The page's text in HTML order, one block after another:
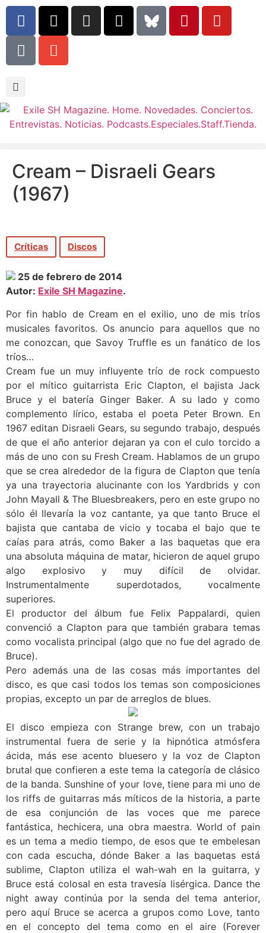
Cream – Disraeli Gears
(1967)
Críticas Discos
25 de febrero de 2014
Autor: Exile SH Magazine.
Por fin hablo de Cream en el exilio, uno de mis tríos
musicales favoritos. Os anuncio para aquellos que no
me conozcan, que Savoy Truffle es un fanático de los
tríos…
Cream fue un muy influyente trío de rock compuesto
por el mítico guitarrista Eric Clapton, el bajista Jack
Bruce y el batería Ginger Baker. A su lado y como
complemento lírico, estaba el poeta Peter Brown. En
1967 editan Disraeli Gears, su segundo trabajo, después
de que el año anterior dejaran ya con el culo torcido a
más de uno con su Fresh Cream. Hablamos de un grupo
que se crea alrededor de la figura de Clapton que tenía
ya una trayectoria alucinante con los Yardbrids y con
John Mayall & The Bluesbreakers, pero en este grupo no
sólo él llevaría la voz cantante, ya que tanto Bruce el
bajista que cantaba de vicio y tocaba el bajo que te
caías para atrás, como Baker a las baquetas que era
una absoluta máquina de matar, hicieron de aquel grupo
algo explosivo y muy difícil de olvidar.
Instrumentalmente superdotados, vocalmente
superiores.
El productor del álbum fue Felix Pappalardi, quien
convenció a Clapton para que también grabara temas
como vocalista principal (algo que no fue del agrado de
Bruce).
Pero además una de las cosas más importantes del
disco, es que casi todos los temas son composiciones
propias, excepto un par de arreglos de blues.
El disco empieza con Strange brew, con un trabajo
instrumental fuera de serie y la hipnótica atmósfera
ácida, más ese acento bluesero y la voz de Clapton
brutal que confieren a este tema la categoría de clásico
de la banda. Sunshine of your love, tiene para mi uno de
los riffs de guitarras más míticos de la historia, a parte
de esa conjunción de las voces que me parece
fantástica, hechicera, una obra maestra. World of pain
es un tema a medio tiempo, de esos que te embelesan
con cada escucha, dónde Baker a las baquetas está
sublime, Clapton utiliza el wah-wah en la guitarra, y
Bruce está colosal en esta travesía lisérgica. Dance the
night away continúa por la senda del tema anterior,
pero aquí Bruce se acerca a grupos como Love, tanto
en el concepto del tema como en el aire (Forever